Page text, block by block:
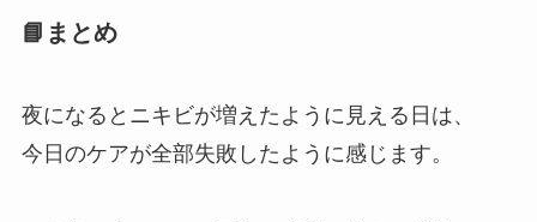
📘まとめ
夜になるとニキビが増えたように見える日は、
今日のケアが全部失敗したように感じます。